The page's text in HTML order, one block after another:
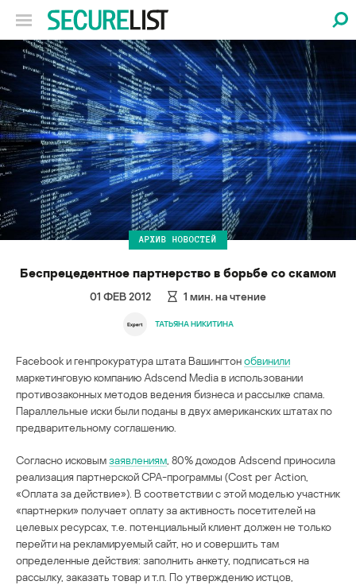
АРХИВ НОВОСТЕЙ
Беспрецедентное партнерство в борьбе со скамом
01 ФЕВ 2012 1 мин. на чтение
ТАТЬЯНА НИКИТИНА
Facebook и генпрокуратура штата Вашингтонобвинили
маркетинговую компанию Adscend Media в использовании
противозаконных методов ведения бизнеса и рассылке спама.
Параллельные иски были поданы в двух американских штатах по
предварительному соглашению.
Согласно исковымзаявлениям , 80% доходов Adscend приносила
реализация партнерской CPA-программы (Cost per Action,
«Оплата за действие»). В соответствии с этой моделью участник
«партнерки» получает оплату за активность посетителей на
целевых ресурсах, т.е. потенциальный клиент должен не только
перейти на рекламируемый сайт, но и совершить там
определенные действия: заполнить анкету, подписаться на
рассылку, заказать товар и т.п. По утверждению истцов,